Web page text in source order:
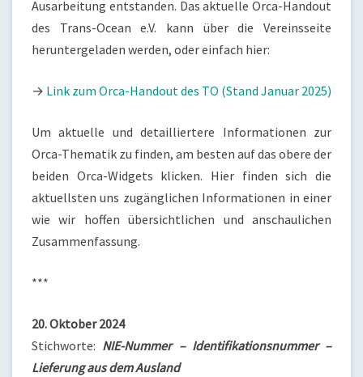
Ausarbeitung entstanden. Das aktuelle Orca-Handout
des Trans-Ocean e.V. kann über die Vereinsseite
heruntergeladen werden, oder einfach hier:
→ Link zum Orca-Handout des TO (Stand Januar 2025)
Um aktuelle und detailliertere Informationen zur
Orca-Thematik zu finden, am besten auf das obere der
beiden Orca-Widgets klicken. Hier finden sich die
aktuellsten uns zugänglichen Informationen in einer
wie wir hoffen übersichtlichen und anschaulichen
Zusammenfassung.
***
20. Oktober 2024
Stichworte: NIE-Nummer – Identifikationsnummer –
Lieferung aus dem Ausland